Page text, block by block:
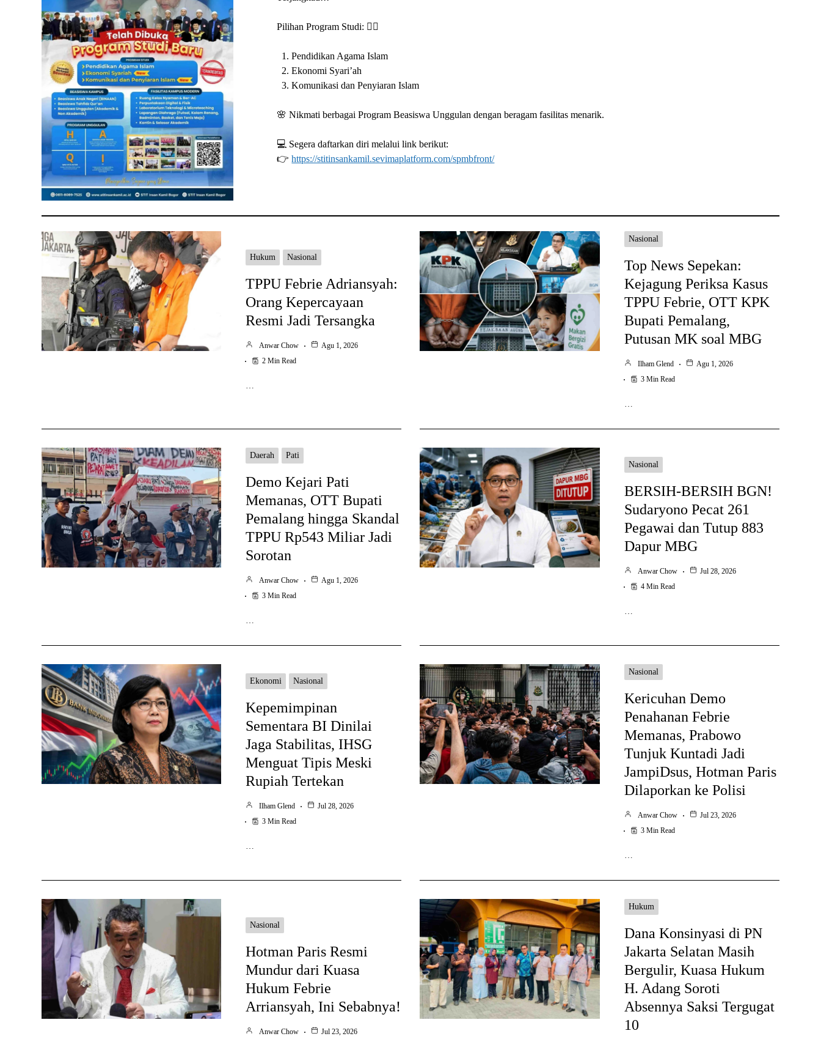
Pilihan Program Studi: 👇🏻
Pendidikan Agama Islam
Ekonomi Syari’ah
Komunikasi dan Penyiaran Islam
🌸 Nikmati berbagai Program Beasiswa Unggulan dengan beragam fasilitas menarik.
💻 Segera daftarkan diri melalui link berikut:
👉https://stitinsankamil.sevimaplatform.com/spmbfront/
Hukum Nasional
TPPU Febrie Adriansyah:
Orang Kepercayaan
Resmi Jadi Tersangka
Anwar Chow
Agu 1, 2026
2 Min Read
Nasional
Top News Sepekan:
Kejagung Periksa Kasus
TPPU Febrie, OTT KPK
Bupati Pemalang,
Putusan MK soal MBG
Ilham Glend
Agu 1, 2026
3 Min Read
Daerah Pati
Demo Kejari Pati
Memanas, OTT Bupati
Pemalang hingga Skandal
TPPU Rp543 Miliar Jadi
Sorotan
Anwar Chow
Agu 1, 2026
3 Min Read
Nasional
BERSIH-BERSIH BGN!
Sudaryono Pecat 261
Pegawai dan Tutup 883
Dapur MBG
Anwar Chow
Jul 28, 2026
4 Min Read
Ekonomi Nasional
Kepemimpinan
Sementara BI Dinilai
Jaga Stabilitas, IHSG
Menguat Tipis Meski
Rupiah Tertekan
Ilham Glend
Jul 28, 2026
3 Min Read
Nasional
Kericuhan Demo
Penahanan Febrie
Memanas, Prabowo
Tunjuk Kuntadi Jadi
JampiDsus, Hotman Paris
Dilaporkan ke Polisi
Anwar Chow
Jul 23, 2026
3 Min Read
Nasional
Hotman Paris Resmi
Mundur dari Kuasa
Hukum Febrie
Arriansyah, Ini Sebabnya!
Anwar Chow Jul 23, 2026
Hukum
Dana Konsinyasi di PN
Jakarta Selatan Masih
Bergulir, Kuasa Hukum
H. Adang Soroti
Absennya Saksi Tergugat
10